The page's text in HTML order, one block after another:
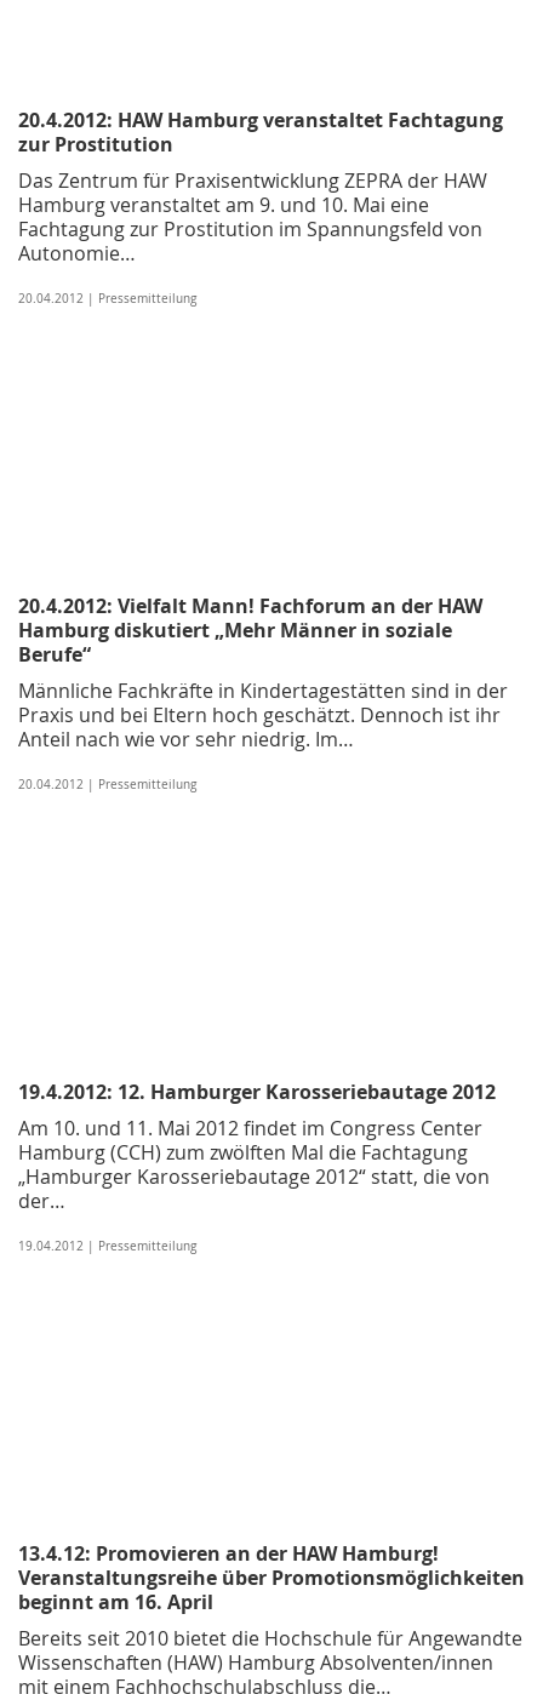
20.4.2012: HAW Hamburg veranstaltet Fachtagung
zur Prostitution
Das Zentrum für Praxisentwicklung ZEPRA der HAW
Hamburg veranstaltet am 9. und 10. Mai eine
Fachtagung zur Prostitution im Spannungsfeld von
Autonomie…
20.04.2012 | Pressemitteilung
20.4.2012: Vielfalt Mann! Fachforum an der HAW
Hamburg diskutiert „Mehr Männer in soziale
Berufe“
Männliche Fachkräfte in Kindertagestätten sind in der
Praxis und bei Eltern hoch geschätzt. Dennoch ist ihr
Anteil nach wie vor sehr niedrig. Im…
20.04.2012 | Pressemitteilung
19.4.2012: 12. Hamburger Karosseriebautage 2012
Am 10. und 11. Mai 2012 findet im Congress Center
Hamburg (CCH) zum zwölften Mal die Fachtagung
„Hamburger Karosseriebautage 2012“ statt, die von
der…
19.04.2012 | Pressemitteilung
13.4.12: Promovieren an der HAW Hamburg!
Veranstaltungsreihe über Promotionsmöglichkeiten
beginnt am 16. April
Bereits seit 2010 bietet die Hochschule für Angewandte
Wissenschaften (HAW) Hamburg Absolventen/innen
mit einem Fachhochschulabschluss die…